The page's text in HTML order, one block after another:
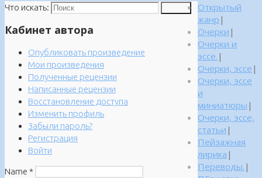
Что искать:
Кабинет автора
Опубликовать произведение
Мои произведения
Полученные рецензии
Написанные рецензии
Восстановление доступа
Изменить профиль
Забыли пароль?
Регистрация
Войти
Name *
Открытый
жанр |
Очерки |
Очерки и
эссе. |
Очерки, эссе |
Очерки, эссе
и
миниатюры |
Очерки, эссе,
статьи |
Пейзажная
лирика |
Переводы. |